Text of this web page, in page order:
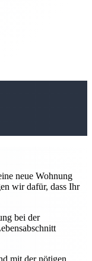
neue Wohnung
wir dafür, dass Ihr
bei der
mit der nötigen